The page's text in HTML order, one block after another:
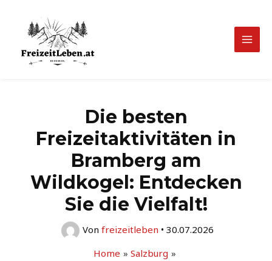
springen
Main
Die besten
Freizeitaktivitäten in
Bramberg am
Wildkogel: Entdecken
Sie die Vielfalt!
Von freizeitleben • 30.07.2026
Home
Salzburg